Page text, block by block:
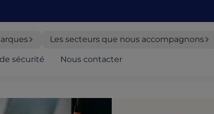
Les secteurs que nous accompagnons
sécurité Nous contacter